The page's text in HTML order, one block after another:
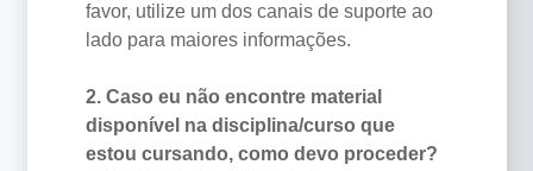
favor, utilize um dos canais de suporte ao
lado para maiores informações.
2. Caso eu não encontre material
disponível na disciplina/curso que
estou cursando, como devo proceder?